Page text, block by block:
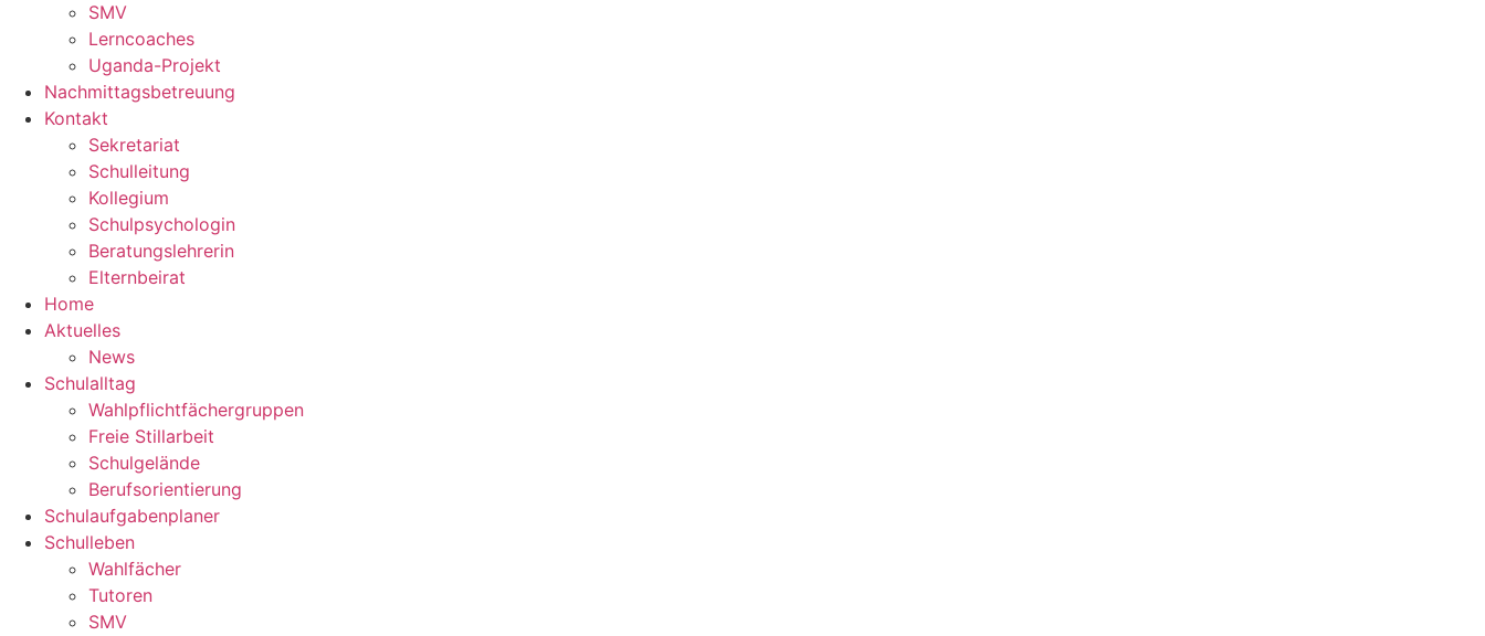
SMV
Lerncoaches
Uganda-Projekt
Nachmittagsbetreuung
Kontakt
Sekretariat
Schulleitung
Kollegium
Schulpsychologin
Beratungslehrerin
Elternbeirat
Home
Aktuelles
News
Schulalltag
Wahlpflichtfächergruppen
Freie Stillarbeit
Schulgelände
Berufsorientierung
Schulaufgabenplaner
Schulleben
Wahlfächer
Tutoren
SMV